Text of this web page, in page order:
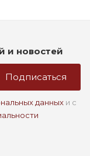
и новостей
Подписаться
данныхи с